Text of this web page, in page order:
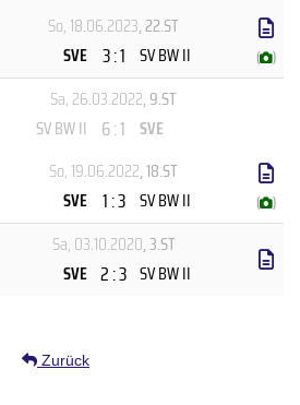
So, 18.06.2023, 22.ST
SVE 3 : 1 SV BW II ( )
Sa, 26.03.2022, 9.ST
SV BW II 6 : 1 SVE
So, 19.06.2022, 18.ST
SVE 1 : 3 SV BW II ( )
Sa, 03.10.2020, 3.ST
SVE 2 : 3 SV BW II
Zurück